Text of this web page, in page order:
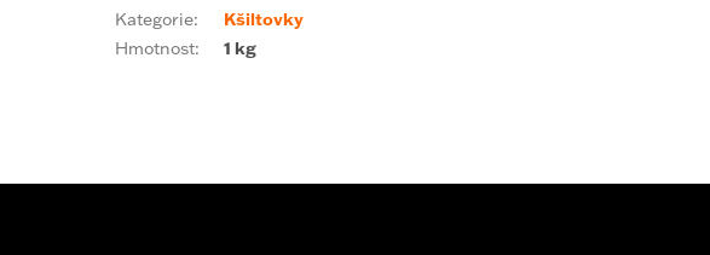
Kategorie:
Kšiltovky
Hmotnost: 1 kg